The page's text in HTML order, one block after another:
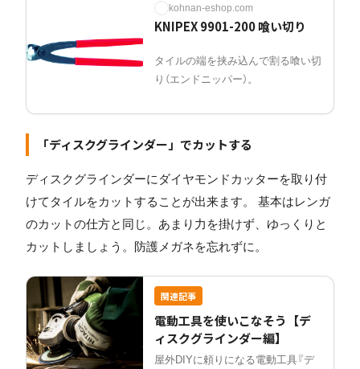
kohnan-eshop.com
KNIPEX 9901-200 喰い切り
タイルの端を挟み込んで割る喰い切
り（エンドニッパー）。
「ディスクグラインダー」でカットする
ディスクグラインダーにダイヤモンドカッターを取り付
けてタイルをカットすることが出来ます。 基本はレンガ
のカットの仕方と同じ。あまり力を掛けず、ゆっくりと
カットしましょう。防護メガネを忘れずに。
関連記事
電動工具を使いこなそう【デ
ィスクグラインダー編】
屋外DIYに頼りになる電動工具『デ